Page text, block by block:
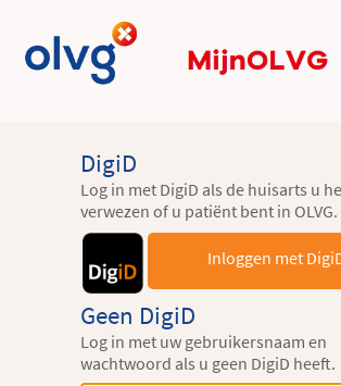
DigiD
Log in met DigiD als de huisarts u
verwezen of u patiënt bent in OLVG.
Inloggen met
Geen DigiD
Log in met uw gebruikersnaam en
wachtwoord als u geen DigiD heeft.